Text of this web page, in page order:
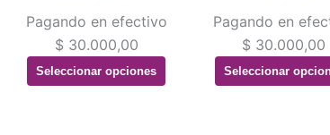
Pagando en efectivo
$ 30.000,00
Seleccionar opciones
página
de
producto
Pagando en
$ 30.000,00
Seleccionar
página
de